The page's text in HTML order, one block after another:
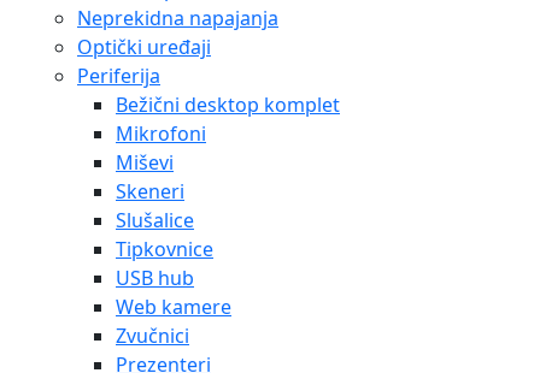
Neprekidna napajanja
Optički uređaji
Periferija
Bežični desktop komplet
Mikrofoni
Miševi
Skeneri
Slušalice
Tipkovnice
USB hub
Web kamere
Zvučnici
Prezenteri